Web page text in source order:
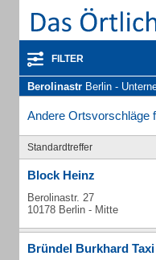
FILTER
Berolinastr Berlin - Unternehmen
Andere Ortsvorschläge
Standardtreffer
Block Heinz
Berolinastr. 27
10178 Berlin - Mitte
Bründel Burkhard